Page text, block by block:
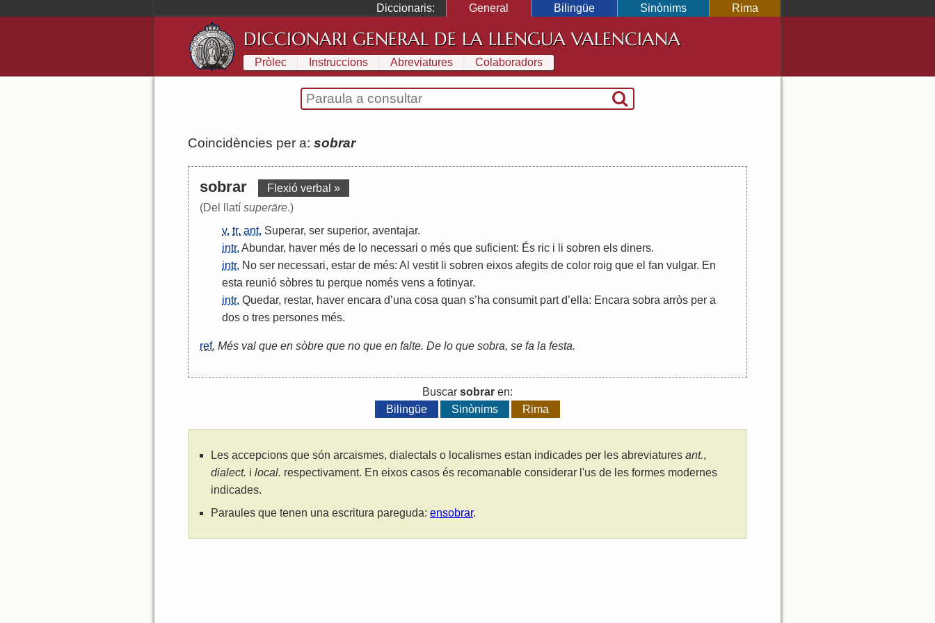
Diccionaris: General Bilingüe Sinònims Rima
DICCIONARI GENERAL DE LA LLENGUA VALENCIANA
Pròlec Instruccions Abreviatures Colaboradors
Coincidències per a: sobrar
sobrar
Flexió verbal »
(Del llatí superāre.)
v. tr. ant. Superar, ser superior, aventajar.
intr. Abundar, haver més de lo necessari o més que suficient: És ric i li sobren els diners.
intr. No ser necessari, estar de més: Al vestit li sobren eixos afegits de color roig que el fan vulgar. En
esta reunió sòbres tu perque només vens a fotinyar.
intr. Quedar, restar, haver encara d’una cosa quan s’ha consumit part d’ella: Encara sobra arròs per a
dos o tres persones més.
ref. Més val que en sòbre que no que en falte. De lo que sobra, se fa la festa.
Buscar sobrar en:
Bilingüe
Sinònims Rima
Les accepcions que són arcaismes, dialectals o localismes estan indicades per les abreviatures ant.,
dialect. i local. respectivament. En eixos casos és recomanable considerar l'us de les formes modernes
indicades.
Paraules que tenen una escritura pareguda: ensobrar.